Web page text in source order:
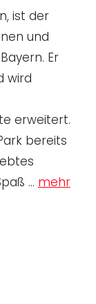
ist der
und
Er
wird
erweitert.
bereits
… mehr